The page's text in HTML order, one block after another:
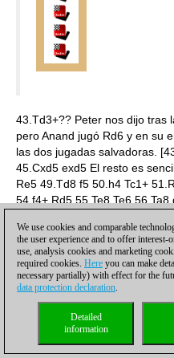
43.Td3+?? Peter nos dijo tras
pero Anand jugó Rd6 y en su
las dos jugadas salvadoras.
45.Cxd5 exd5 El resto es
Re5 49.Td8 f5 50.h4 Tc1+
54.f4+ Rd5 55.Te8 Te6 56.Ta8
We use cookies and comparable
the user experience and to offer
use, analysis cookies and marketing
required cookies. Here you can make
necessary partially) with effect for the
data protection declaration.
Detailed
information